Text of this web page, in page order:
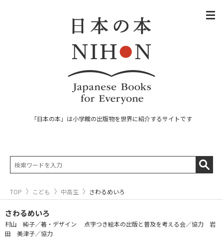
「日本の本」は小学館の出版物を世界に紹介するサイトです
TOP こども 中高生 さわるめいろ
さわるめいろ
村山 純子／著・デザイン 点字つき絵本の出版と普及を考える会／協力 岩
田 美津子／協力